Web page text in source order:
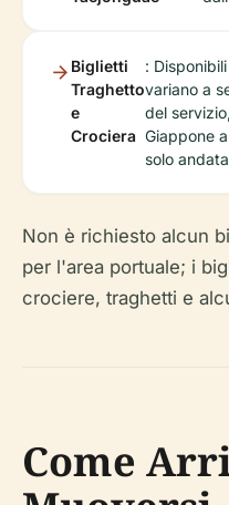
Biglietti
Traghetto
e
Crociera
:
variano a
del
Giappone
solo
Non è richiesto alcun
per l'area portuale; i
crociere, traghetti e
Come